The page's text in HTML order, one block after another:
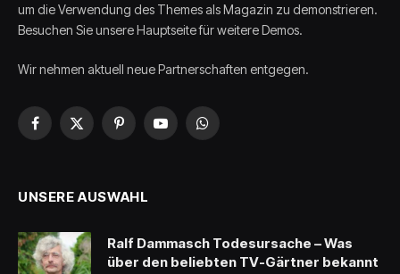
um die Verwendung des Themes als Magazin zu demonstrieren.
Besuchen Sie unsere Hauptseite für weitere Demos.
Wir nehmen aktuell neue Partnerschaften entgegen.
Facebook
X
PinterestYouTubeWhatsApp
UNSERE AUSWAHL
Ralf Dammasch Todesursache – Was
über den beliebten TV-Gärtner bekannt